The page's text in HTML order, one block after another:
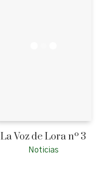
La Voz de Lora nº 3
Noticias